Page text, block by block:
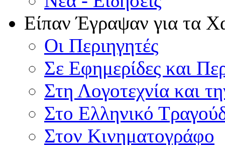
Είπαν Έγραψαν για τα
Οι Περιηγητές
Σε Εφημερίδες και
Στη Λογοτεχνία και
Στο Ελληνικό
Στον Κινηματογράφο